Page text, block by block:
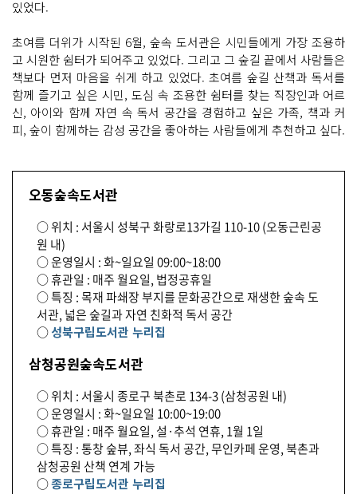
있었다.
초여름 더위가 시작된 6월, 숲속 도서관은 시민들에게 가장 조용하
고 시원한 쉼터가 되어주고 있었다. 그리고 그 숲길 끝에서 사람들은
책보다 먼저 마음을 쉬게 하고 있었다. 초여름 숲길 산책과 독서를
함께 즐기고 싶은 시민, 도심 속 조용한 쉼터를 찾는 직장인과 어르
신, 아이와 함께 자연 속 독서 공간을 경험하고 싶은 가족, 책과 커
피, 숲이 함께하는 감성 공간을 좋아하는 사람들에게 추천하고 싶다.
오동숲속도서관
○ 위치 : 서울시 성북구 화랑로13가길 110-10 (오동근린공
원 내)
○ 운영일시 : 화~일요일 09:00~18:00
○ 휴관일 : 매주 월요일, 법정공휴일
○ 특징 : 목재 파쇄장 부지를 문화공간으로 재생한 숲속 도
서관, 넓은 숲길과 자연 친화적 독서 공간
○성북구립도서관 누리집
삼청공원숲속도서관
○ 위치 : 서울시 종로구 북촌로 134-3 (삼청공원 내)
○ 운영일시 : 화~일요일 10:00~19:00
○ 휴관일 : 매주 월요일, 설·추석 연휴, 1월 1일
○ 특징 : 통창 숲뷰, 좌식 독서 공간, 무인카페 운영, 북촌과
삼청공원 산책 연계 가능
○종로구립도서관 누리집